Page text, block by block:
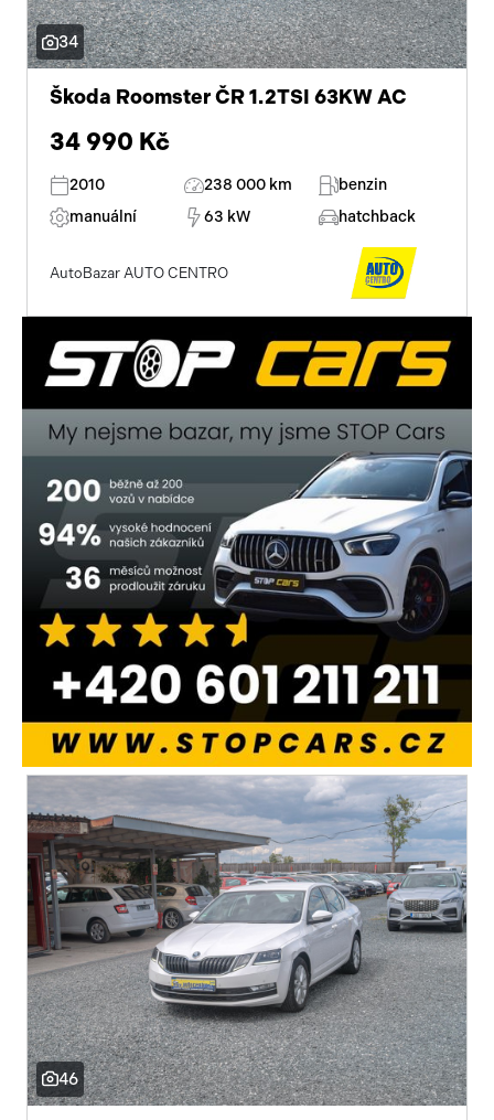
34
Škoda Roomster ČR 1.2TSI 63KW AC
34 990 Kč
2010 238 000 km
benzin
manuální
63 kW hatchback
AutoBazar AUTO CENTRO
46